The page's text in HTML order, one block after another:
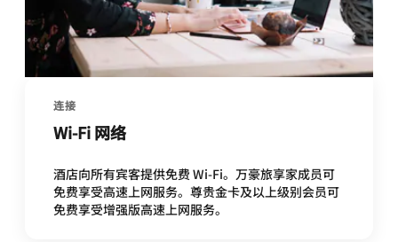
连接
Wi-Fi 网络
酒店向所有宾客提供免费 Wi-Fi。万豪旅享家成员可
免费享受高速上网服务。尊贵金卡及以上级别会员可
免费享受增强版高速上网服务。